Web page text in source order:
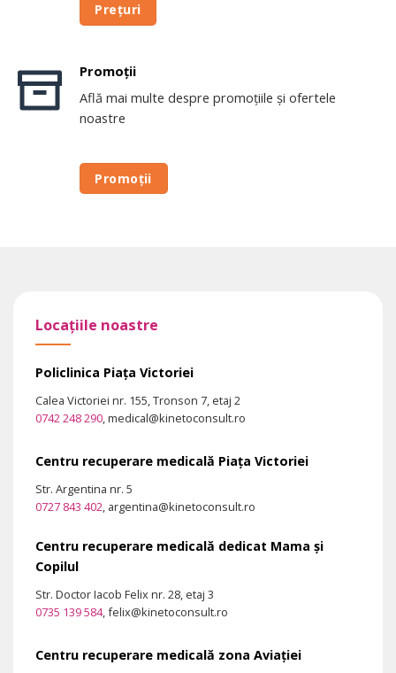
Prețuri
Promoții
Află mai multe despre promoțiile și ofertele
noastre
Promoții
Locațiile noastre
Policlinica Piața Victoriei
Calea Victoriei nr. 155, Tronson 7, etaj 2
0742 248 290, medical@kinetoconsult.ro
Centru recuperare medicală Piața Victoriei
Str. Argentina nr. 5
0727 843 402, argentina@kinetoconsult.ro
Centru recuperare medicală dedicat Mama și
Copilul
Str. Doctor Iacob Felix nr. 28, etaj 3
0735 139 584, felix@kinetoconsult.ro
Centru recuperare medicală zona Aviației